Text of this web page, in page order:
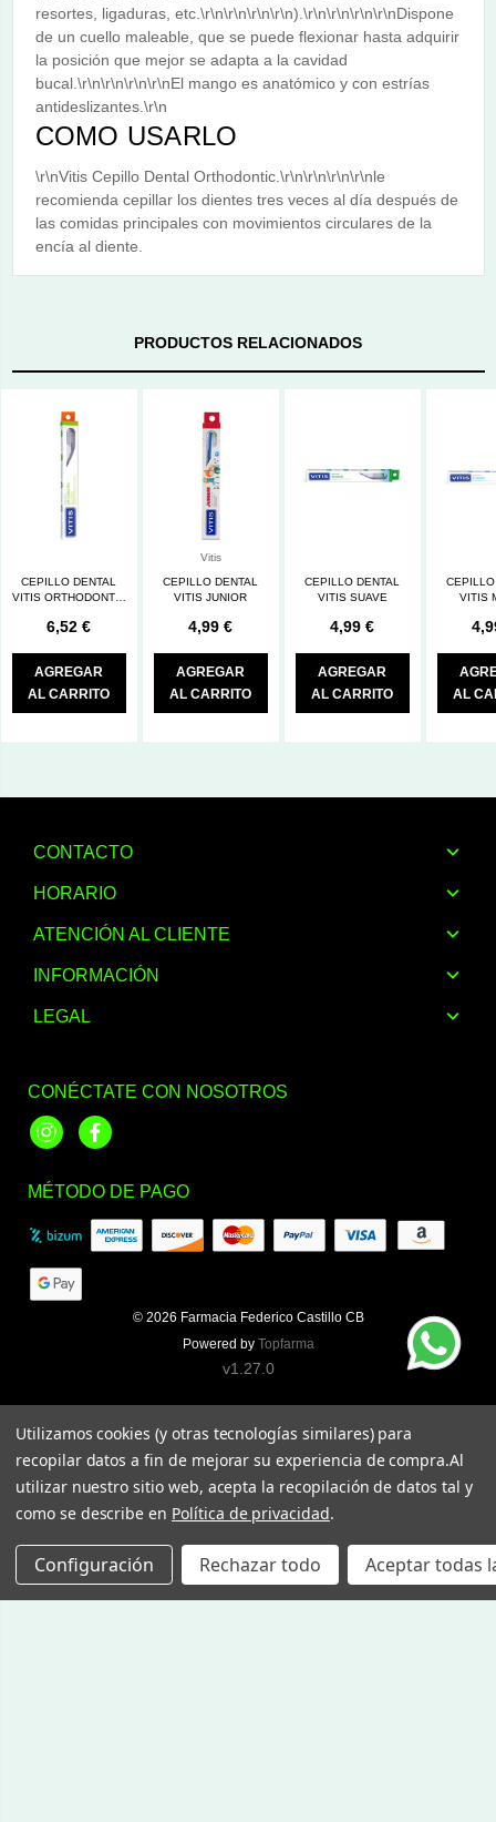
resortes, ligaduras, etc.\r\n\r\n\r\n\r\n).\r\n\r\n\r\n\r\nDispone
de un cuello maleable, que se puede flexionar hasta adquirir
la posición que mejor se adapta a la cavidad
bucal.\r\n\r\n\r\n\r\nEl mango es anatómico y con estrías
antideslizantes.\r\n
COMO USARLO
\r\nVitis Cepillo Dental Orthodontic.\r\n\r\n\r\n\r\nle
recomienda cepillar los dientes tres veces al día después de
las comidas principales con movimientos circulares de la
encía al diente.
PRODUCTOS RELACIONADOS
CEPILLO DENTAL
VITIS ORTHODONTIC
6,52 €
AGREGAR
AL CARRITO
Vitis
CEPILLO DENTAL
VITIS JUNIOR
4,99 €
AGREGAR
AL CARRITO
CEPILLO DENTAL
VITIS SUAVE
4,99 €
AGREGAR
AL CARRITO
VITIS
AL
CONTACTO
HORARIO
ATENCIÓN AL CLIENTE
INFORMACIÓN
LEGAL
CONÉCTATE CON NOSOTROS
InstagramFacebook
MÉTODO DE PAGO
© 2026 Farmacia Federico Castillo CB
Powered by Topfarma
v1.27.0
Utilizamos cookies (y otras tecnologías similares) para
recopilar datos a fin de mejorar su experiencia de compra.Al
utilizar nuestro sitio web, acepta la recopilación de datos tal y
como se describe en Política de privacidad.
Configuración Rechazar todo Aceptar todas